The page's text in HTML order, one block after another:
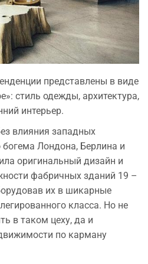
представлены в виде
стиль одежды, архитектура,
интерьер.
влияния западных
Лондона, Берлина и
оригинальный дизайн и
фабричных зданий 19 –
их в шикарные
класса. Но не
в таком цеху, да и
по карману